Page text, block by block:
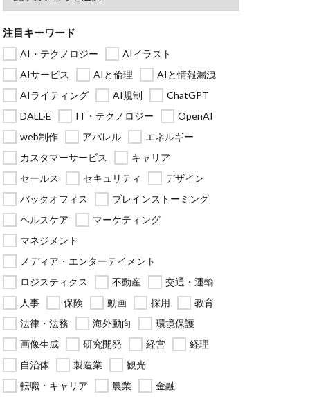
注目キーワード
AI・テクノロジー
AIイラスト
AIサービス
AIと倫理
AIと情報漏洩
AIライティング
AI規制
ChatGPT
DALL·E
IT・テクノロジー
OpenAI
web制作
アパレル
エネルギー
カスタマーサービス
キャリア
セールス
セキュリティ
デザイン
バックオフィス
ブレインストーミング
ヘルスケア
マーケティング
マネジメント
メディア・エンターテイメント
ロジスティクス
不動産
交通・運輸
人事
保険 動画 採用
教育
法律・法務
海外動向
環境保護
画像生成
研究開発 経営
経理
自治体
製造業
観光
転職・キャリア
農業 金融